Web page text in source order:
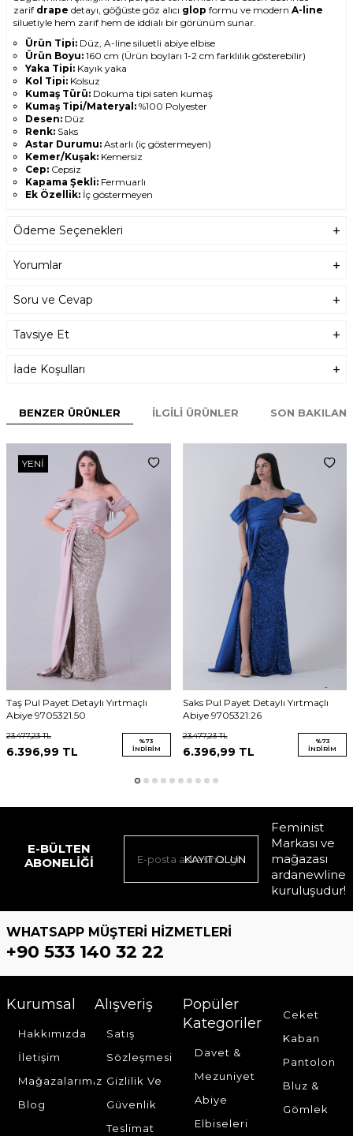
zarif drape detayı, göğüste göz alıcı glop formu ve modern A-line
siluetiyle hem zarif hem de iddialı bir görünüm sunar.
Ürün Tipi: Düz, A-line siluetli abiye elbise
Ürün Boyu: 160 cm (Ürün boyları 1-2 cm farklılık gösterebilir)
Yaka Tipi: Kayık yaka
Kol Tipi: Kolsuz
Kumaş Türü: Dokuma tipi saten kumaş
Kumaş Tipi/Materyal: %100 Polyester
Desen: Düz
Renk: Saks
Astar Durumu: Astarlı (iç göstermeyen)
Kemer/Kuşak: Kemersiz
Cep: Cepsiz
Kapama Şekli: Fermuarlı
Ek Özellik: İç göstermeyen
Sezon:Yaz
Dokuma:
Menşei:
Göğüs drapeli ve gloplu özel tasarım
Kuyruklu form ile davetlerde fark yaratan duruş
Model Ölçüleri
Boy: 1.80 cm
Göğüs: 88 cm
Numune Bedeni:M/38
Yıkama Talimatı
Kuru temizleme yapılabilir.
Dikkat!
Ürünlerimiz güvenlik bandı ile gönderilmektedir. Güvenlik
bandı olmayan ürünlerin iadesi kabul edilmeyecektir.
Ödeme Seçenekleri
Yorumlar
Soru ve Cevap
Tavsiye Et
İade Koşulları
BENZER ÜRÜNLER İLGILI ÜRÜNLER SON
YENI
Taş Pul Payet Detaylı Yırtmaçlı
Abiye 9705321.50
23.477,23TL
6.396,99 TL
%73
İNDIRIM
Saks Pul Payet Detaylı Yırtmaçlı
Abiye 9705321.26
23.477,23TL
6.396,99 TL
%73
İNDIRIM
E-BÜLTEN
ABONELIĞI
KAYIT OLUN
Feminist
Markası ve
mağazası
ardanewline
kuruluşudur!
WHATSAPP MÜŞTERI HIZMETLERI
+90 533 140 32 22
Kurumsal
Hakkımızda
İletişim
Mağazalarımız
Blog
Alışveriş
Satış
Sözleşmesi
Gizlilik Ve
Güvenlik
Teslimat
Popüler
Kategoriler
Davet &
Mezuniyet
Abiye
Elbiseleri
Ceket
Kaban
Pantolon
Bluz &
Gömlek